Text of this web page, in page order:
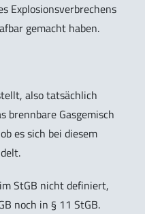
Explosionsverbrechens
gemacht haben.
also tatsächlich
brennbare Gasgemisch
es sich bei diesem
StGB nicht definiert,
noch in § 11 StGB.